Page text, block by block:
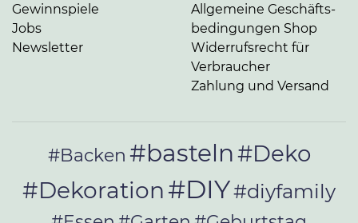
Gewinnspiele
Jobs
Newsletter
Allgemeine Ge­schäfts­
be­din­gun­gen Shop
Widerrufsrecht für
Verbraucher
Zahlung und Versand
#Backen #basteln#Deko
#Dekoration #DIY#diyfamily